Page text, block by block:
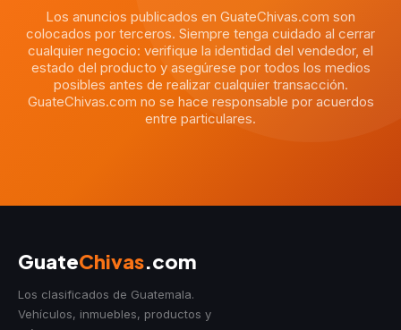
Los anuncios publicados en GuateChivas.com son
colocados por terceros. Siempre tenga cuidado al cerrar
cualquier negocio: verifique la identidad del vendedor, el
estado del producto y asegúrese por todos los medios
posibles antes de realizar cualquier transacción.
GuateChivas.com no se hace responsable por acuerdos
entre particulares.
GuateChivas.com
Los clasificados de Guatemala.
Vehículos, inmuebles, productos y